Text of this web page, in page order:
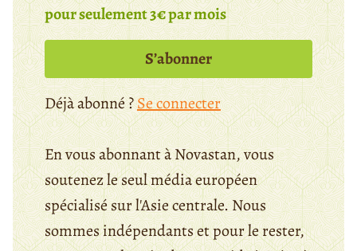
pour seulement 3€ par mois
S’abonner
Déjà abonné ?Se connecter
En vous abonnant à Novastan, vous
soutenez le seul média européen
spécialisé sur l'Asie centrale. Nous
sommes indépendants et pour le rester,